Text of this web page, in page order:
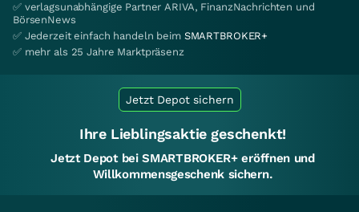
✅ verlagsunabhängige Partner ARIVA, FinanzNachrichten und
BörsenNews
✅ Jederzeit einfach handeln beim SMARTBROKER+
✅ mehr als 25 Jahre Marktpräsenz
Jetzt Depot sichern
Ihre Lieblingsaktie geschenkt!
Jetzt Depot bei SMARTBROKER+ eröffnen und
Willkommensgeschenk sichern.